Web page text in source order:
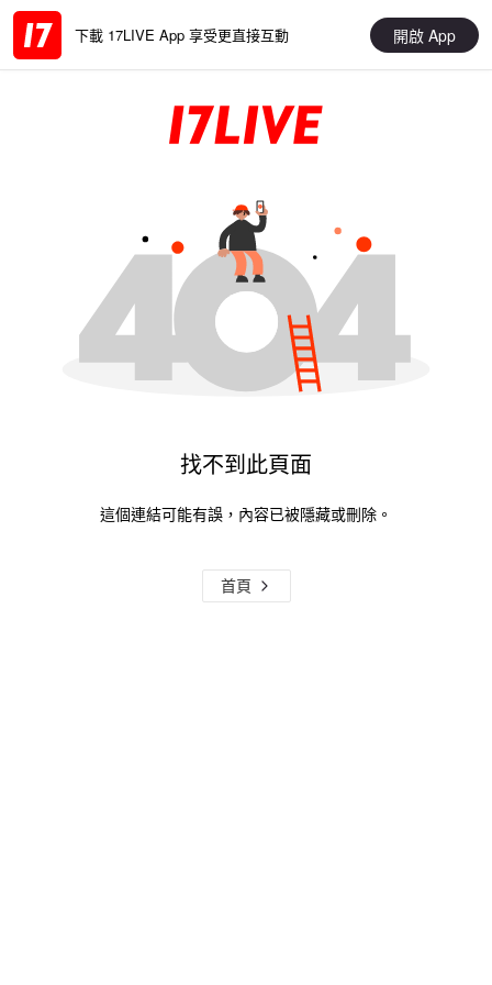
下載 17LIVE App 享受更直接互動 開啟 App
找不到此頁面
這個連結可能有誤，內容已被隱藏或刪除。
首頁